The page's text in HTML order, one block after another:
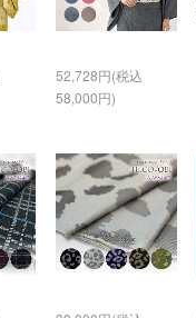
52,728円(税込
58,000円)